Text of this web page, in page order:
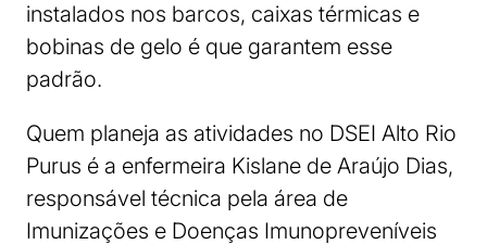
instalados nos barcos, caixas térmicas e
bobinas de gelo é que garantem esse
padrão.
Quem planeja as atividades no DSEI Alto Rio
Purus é a enfermeira Kislane de Araújo Dias,
responsável técnica pela área de
Imunizações e Doenças Imunopreveníveis